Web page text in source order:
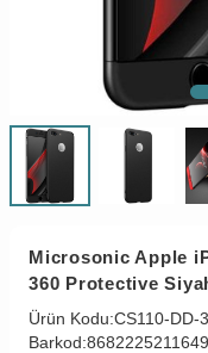
Microsonic Apple
360 Protective
Ürün Kodu:CS110-DD-
Barkod:8682225211649